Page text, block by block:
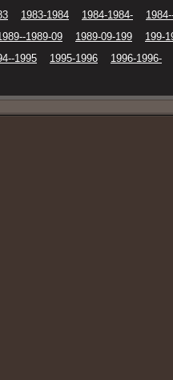
1983-1984 1984-1984-
1989-09 1989-09-199 199-
1995 1995-1996 1996-1996-